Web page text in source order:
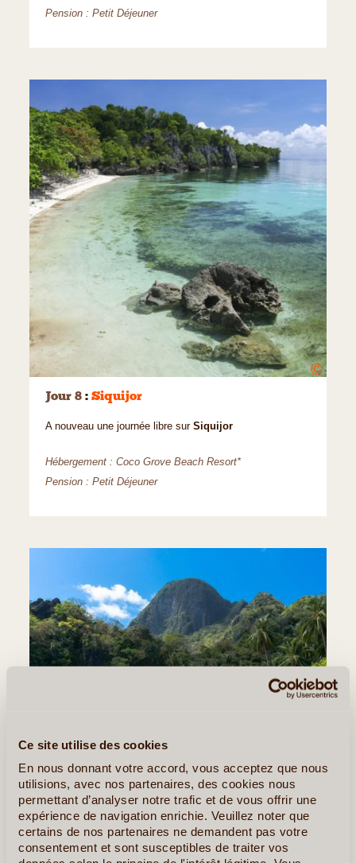
Ce site utilise des cookies
En nous donnant votre accord, vous acceptez que nous
utilisions, avec nos partenaires, des cookies nous
permettant d’analyser notre trafic et de vous offrir une
expérience de navigation enrichie. Veuillez noter que
certains de nos partenaires ne demandent pas votre
consentement et sont susceptibles de traiter vos
Pension : Petit Déjeuner
©
Jour 8 : Siquijor
A nouveau une journée libre sur Siquijor
Hébergement : Coco Grove Beach Resort*
Pension : Petit Déjeuner